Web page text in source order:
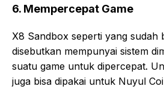
6. Mempercepat Game
X8 Sandbox seperti yang sudah
disebutkan mempunyai sistem
suatu game untuk dipercepat.
juga bisa dipakai untuk Nuyul